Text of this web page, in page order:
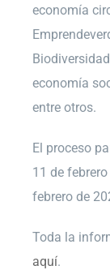
economía
economía
entre otros.
El proceso
11 de
febrero de
Toda la
aquí.